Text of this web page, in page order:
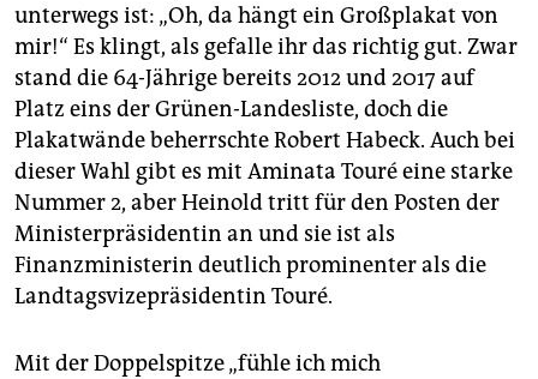
epaper login
unterwegs ist: „Oh, da hängt ein Großplakat von
mir!“ Es klingt, als gefalle ihr das richtig gut. Zwar
stand die 64-Jährige bereits 2012 und 2017 auf
Platz eins der Grünen-Landesliste, doch die
Plakatwände beherrschte Robert Habeck. Auch bei
dieser Wahl gibt es mit Aminata Touré eine starke
Nummer 2, aber Heinold tritt für den Posten der
Ministerpräsidentin an und sie ist als
Finanzministerin deutlich prominenter als die
Landtagsvizepräsidentin Touré.
Mit der Doppelspitze „fühle ich mich